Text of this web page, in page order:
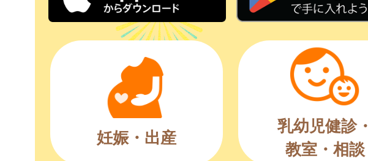
妊娠・出産
乳幼児健診
教室・相談